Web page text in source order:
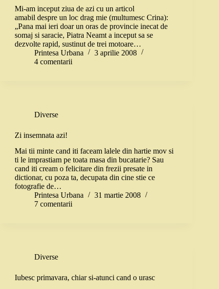
Mi-am inceput ziua de azi cu un articol
amabil despre un loc drag mie (multumesc Crina):
„Pana mai ieri doar un oras de provincie inecat de
somaj si saracie, Piatra Neamt a inceput sa se
dezvolte rapid, sustinut de trei motoare…
Printesa Urbana
3 aprilie 2008
4 comentarii
Diverse
Zi insemnata azi!
Mai tii minte cand iti faceam lalele din hartie mov si
ti le imprastiam pe toata masa din bucatarie? Sau
cand iti cream o felicitare din frezii presate in
dictionar, cu poza ta, decupata din cine stie ce
fotografie de…
Printesa Urbana
31 martie 2008
7 comentarii
Diverse
Iubesc primavara, chiar si-atunci cand o urasc